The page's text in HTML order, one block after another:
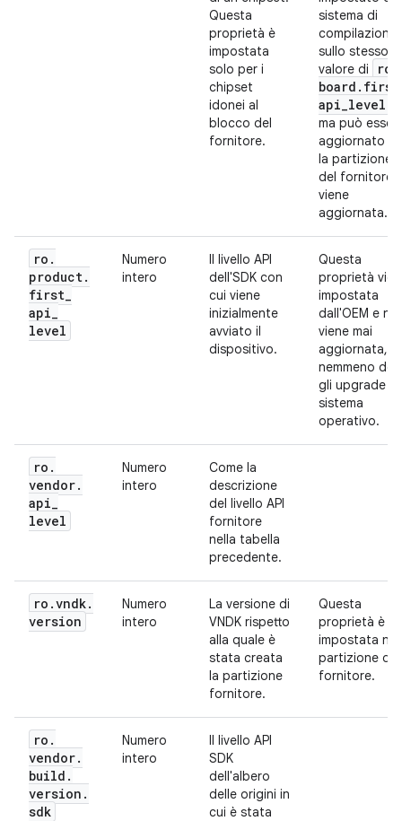
Questa
proprietà è
impostata
solo per i
chipset
idonei al
blocco del
fornitore.
sistema di
compilazione
sullo stesso
valore di
ro
board . first
api_level
ma può
aggiornato se
la partizione
del fornitore
viene
aggiornata.
ro .
product.
first_
api_
level
Numero
intero
Il livello API
dell'SDK con
cui viene
inizialmente
avviato il
dispositivo.
Questa
proprietà
impostata
dall'OEM e
viene mai
aggiornata,
nemmeno
gli upgrade
sistema
operativo.
ro .
vendor.
api_
level
Numero
intero
Come la
descrizione
del livello API
fornitore
nella tabella
precedente.
ro .vndk.
version
Numero
intero
La versione di
VNDK rispetto
alla quale è
stata creata
la partizione
fornitore.
Questa
proprietà è
impostata
partizione del
fornitore.
ro .
vendor.
build .
version .
sdk
Numero
intero
Il livello API
SDK
dell'albero
delle origini in
cui è stata